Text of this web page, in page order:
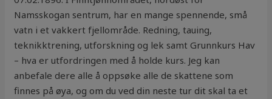
Namsskogan sentrum, har en mange spennende, små
vatn i et vakkert fjellområde. Redning, tauing,
teknikktrening, utforskning og lek samt Grunnkurs Hav
– hva er utfordringen med å holde kurs. Jeg kan
anbefale dere alle å oppsøke alle de skattene som
finnes på øya, og om du ved din neste tur dit skal ta et